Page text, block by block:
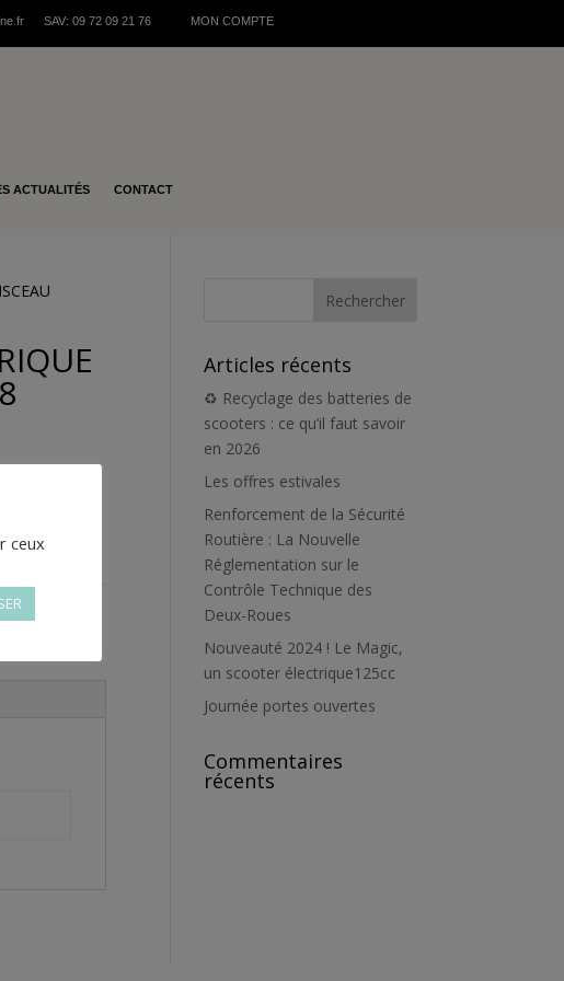
SAV: 09 72 09 21 76 MON COMPTE
ACTUALITÉS CONTACT
NewPach
Articles récents
♻️ Recyclage des batteries de
scooters : ce qu’il faut savoir
en 2026
Les offres estivales
Renforcement de la Sécurité
Routière : La Nouvelle
Réglementation sur le
Contrôle Technique des
Deux-Roues
Nouveauté 2024 ! Le Magic,
un scooter électrique125cc
Journée portes ouvertes
Commentaires
récents
ceux